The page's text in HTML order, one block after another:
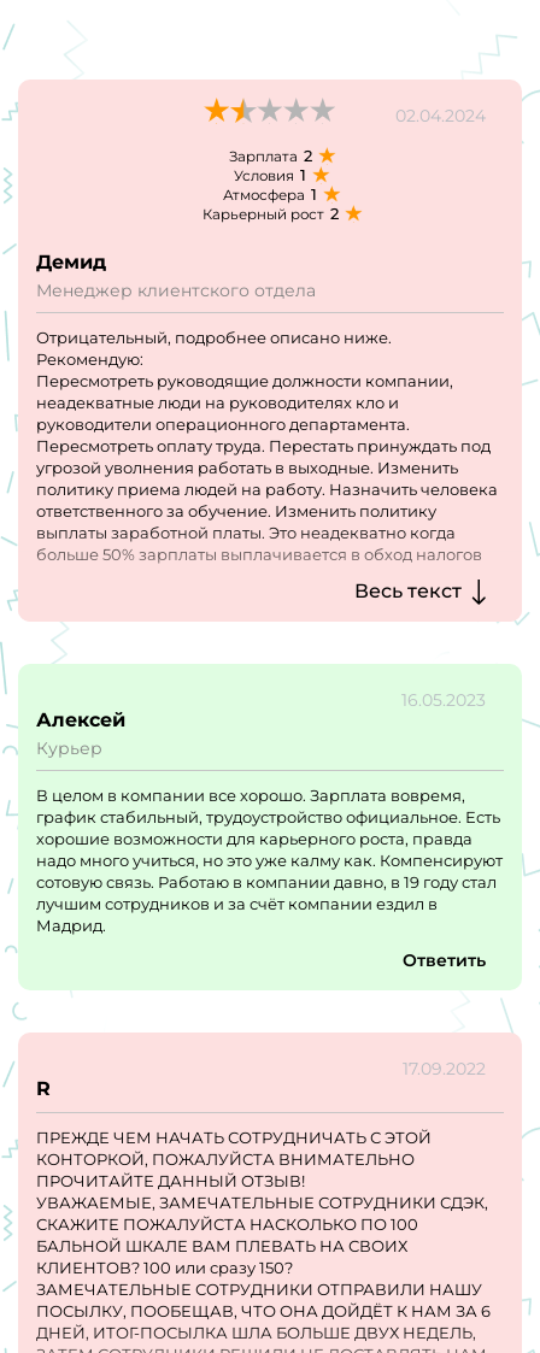
02.04.2024
Зарплата 2
Условия 1
Атмосфера 1
Карьерный рост 2
Демид
Менеджер клиентского отдела
Отрицательный, подробнее описано ниже.
Рекомендую:
Пересмотреть руководящие должности компании,
неадекватные люди на руководителях кло и
руководители операционного департамента.
Пересмотреть оплату труда. Перестать принуждать под
угрозой уволнения работать в выходные. Изменить
политику приема людей на работу. Назначить человека
ответственного за обучение. Изменить политику
выплаты заработной платы. Это неадекватно когда
больше 50% зарплаты выплачивается в обход налогов
при учете, что трудоустройство официальное. Провести
реорганизацию рабочего пространства на некоторых
точках. Прекратить под угрозой увольнения,
принуждать людей с температурой или болезнями
выходить на работу.
вакансию не советую никому. Т.к вас возьмут на
испытательный срок, будут штрафовать по причине
плохого настроения руководителя, обучать
соответственно вас тоже никто не будет. Будут
принуждать работать сверхурочно т.к всех кто приходит
сразу же выгоняют. По истечении испытательного срока,
даже при учете хороших рабочих показателей и
выполнения всех должностных обязанностей вас могут
уволить если не выйдете на подработку.
Весь текст
16.05.2023
Алексей
Курьер
В целом в компании все хорошо. Зарплата вовремя,
график стабильный, трудоустройство официальное. Есть
хорошие возможности для карьерного роста, правда
надо много учиться, но это уже калму как. Компенсируют
сотовую связь. Работаю в компании давно, в 19 году стал
лучшим сотрудников и за счёт компании ездил в
Мадрид.
Ответить
17.09.2022
R
ПРЕЖДЕ ЧЕМ НАЧАТЬ СОТРУДНИЧАТЬ С ЭТОЙ
КОНТОРКОЙ, ПОЖАЛУЙСТА ВНИМАТЕЛЬНО
ПРОЧИТАЙТЕ ДАННЫЙ ОТЗЫВ!
УВАЖАЕМЫЕ, ЗАМЕЧАТЕЛЬНЫЕ СОТРУДНИКИ СДЭК,
СКАЖИТЕ ПОЖАЛУЙСТА НАСКОЛЬКО ПО 100
БАЛЬНОЙ ШКАЛЕ ВАМ ПЛЕВАТЬ НА СВОИХ
КЛИЕНТОВ? 100 или сразу 150?
ЗАМЕЧАТЕЛЬНЫЕ СОТРУДНИКИ ОТПРАВИЛИ НАШУ
ПОСЫЛКУ, ПООБЕЩАВ, ЧТО ОНА ДОЙДЁТ К НАМ ЗА 6
ДНЕЙ, ИТОГ-ПОСЫЛКА ШЛА БОЛЬШЕ ДВУХ НЕДЕЛЬ,